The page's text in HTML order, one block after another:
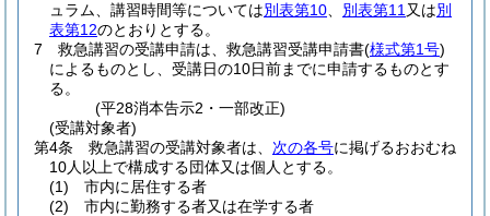
ュラム、講習時間等については別表第10 別表第11 又は別
表第12のとおりとする。
7
救急講習の受講申請は、救急講習受講申請書(様式第1号)
によるものとし、受講日の10日前までに申請するものとす
る。
(平28消本告示2・一部改正)
(受講対象者)
第4条
救急講習の受講対象者は、 次の各号に掲げるおおむね
10人以上で構成する団体又は個人とする。
(1)
市内に居住する者
(2)
市内に勤務する者又は在学する者